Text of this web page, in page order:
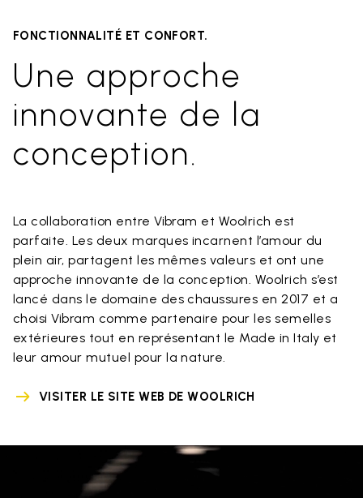
FONCTIONNALITÉ ET CONFORT.
Une approche
innovante de la
conception.
La collaboration entre Vibram et Woolrich est
parfaite. Les deux marques incarnent l’amour du
plein air, partagent les mêmes valeurs et ont une
approche innovante de la conception. Woolrich s’est
lancé dans le domaine des chaussures en 2017 et a
choisi Vibram comme partenaire pour les semelles
extérieures tout en représentant le Made in Italy et
leur amour mutuel pour la nature.
VISITER LE SITE WEB DE WOOLRICH